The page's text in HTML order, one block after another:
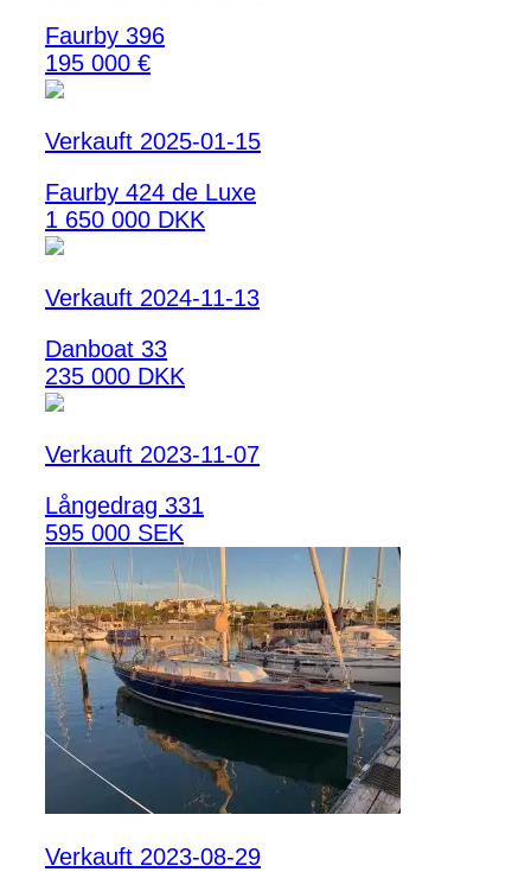
Faurby 396
195 000 €
Verkauft 2025-01-15
Faurby 424 de Luxe
1 650 000 DKK
Verkauft 2024-11-13
Danboat 33
235 000 DKK
Verkauft 2023-11-07
Långedrag 331
595 000 SEK
Verkauft 2023-08-29